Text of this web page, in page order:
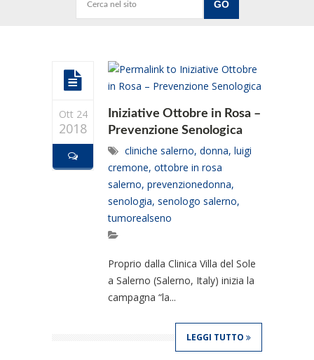
Ott 24
2018
Iniziative Ottobre in Rosa –
Prevenzione Senologica
cliniche salerno, donna, luigi
cremone, ottobre in rosa
salerno, prevenzionedonna,
senologia, senologo salerno,
tumorealseno
Proprio dalla Clinica Villa del Sole
a Salerno (Salerno, Italy) inizia la
campagna “la...
LEGGI TUTTO